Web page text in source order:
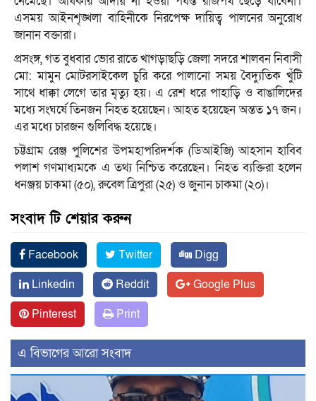
এসময় আইনশৃঙ্খলা বাহিনীকে নিরপেক্ষ দায়িত্ব পালনের অনুরোধ
জানান বক্তারা।
প্রসংঙ্গ, গত বুধবার ভোর রাতে খাগড়াছড়ি জেলা সদরে শালবন নিবাসী
মো: মামুন মোটরসাইকেল চুরি করে পালানো সময় বৈদ্যুতিক খুঁটি
সাথে ধাক্কা লেগে তার মৃত্যু হয়। এ রেশ ধরে পাহাড়ি ও বাঙালিদের
মধ্যে সংঘর্ষে তিনজন নিহত হয়েছেন। আহত হয়েছেন অন্তত ১৭ জন।
এর মধ্যে চারজন গুলিবিদ্ধ হয়েছে।
চট্টগ্রাম রেঞ্জ পুলিশের উপমহাপরিদর্শক (ডিআইজি) আহসান হাবিব
পলাশ গণমাধ্যমকে এ তথ্য নিশ্চিত করেছেন। নিহত ব্যক্তিরা হলেন
ধনঞ্জয় চাকমা (৫০), রুবেল ত্রিপুরা (২৫) ও জুনান চাকমা (২০)।
সংবাদ টি শেয়ার করুন
Facebook Twitter
Digg
Linkedin
Reddit
Google Plus
Pinterest
Print
এ বিভাগের আরো সংবাদ